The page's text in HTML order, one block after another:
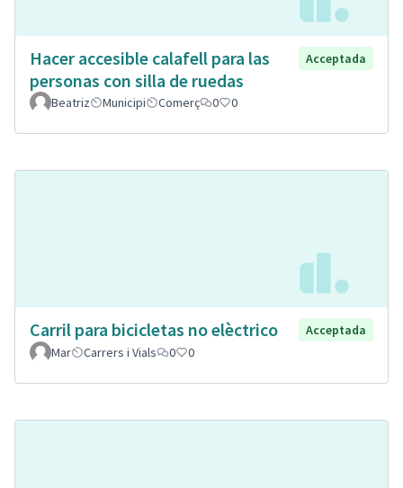
Hacer accesible calafell para las
personas con silla de ruedas
Acceptada
Beatriz Municipi Comerç 0 0
Carril para bicicletas no elèctrico
Acceptada
Mar
Carrers i Vials 0 0